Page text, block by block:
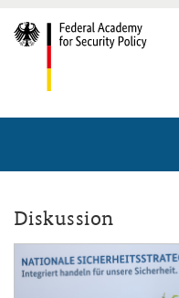
Advisory Board
Organisation
The Association of
Seminars,
Security Policy Course
Core Course on Security
German Forum on
Working Papers
Diskussion